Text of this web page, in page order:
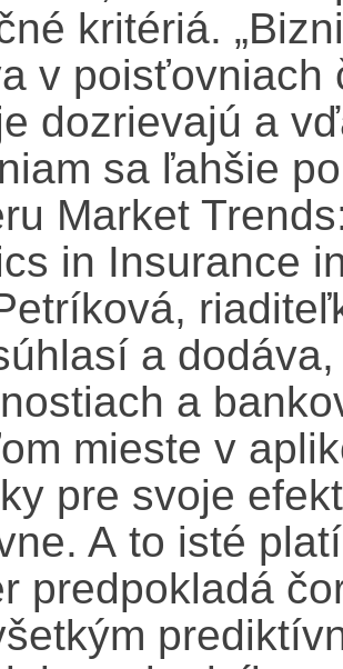
kritériá.
v poisťovniach
dozrievajú a
sa ľahšie
Market
in Insurance
a
a
mieste v
pre svoje
A to isté
predpokladá